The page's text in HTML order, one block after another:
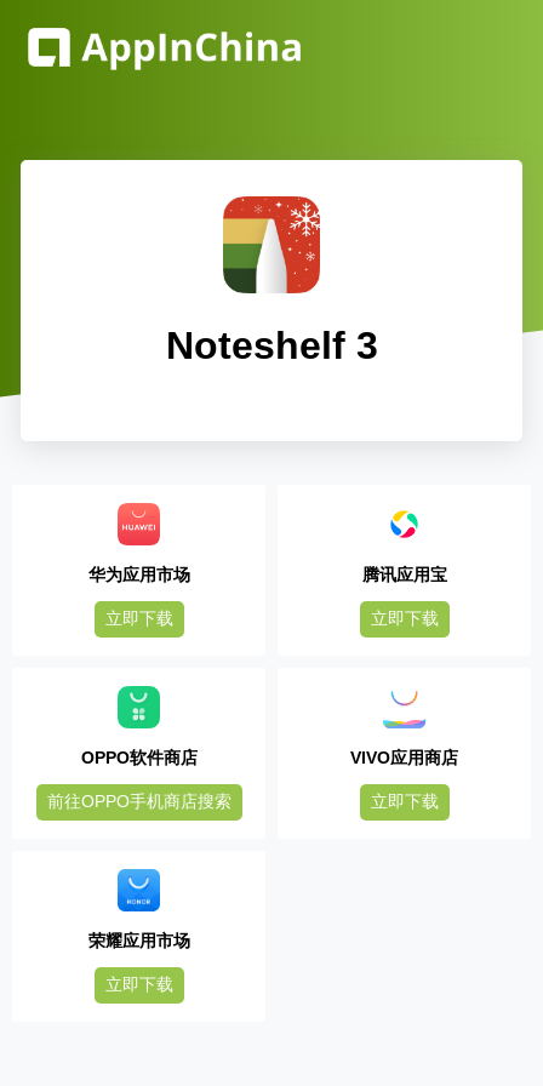
Noteshelf 3
华为应用市场
立即下载
腾讯应用宝
立即下载
OPPO软件商店
前往OPPO手机商店搜索
VIVO应用商店
立即下载
荣耀应用市场
立即下载